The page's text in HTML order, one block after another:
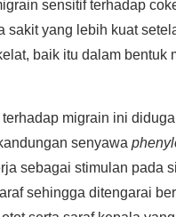
sensitif terhadap
sakit yang lebih kuat
baik itu dalam bentuk
migrain ini
senyawa
sebagai stimulan pada
sehingga ditengarai